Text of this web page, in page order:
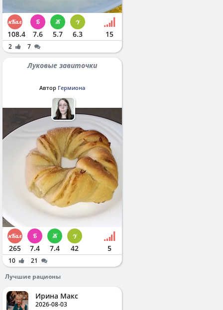
108.4 7.6 5.7 6.3 15
2 7
Луковые завиточки
Автор Гермиона
265 7.4 7.4 42 5
10
21
Лучшие рационы
Ирина Макс
2026-08-03